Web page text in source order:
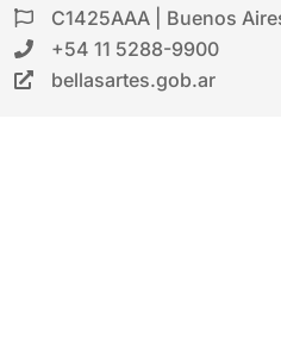
MOMENTOS CLAVES DEL ARTE
Turner: hacia la luz
tormenta / Turno
Santiago Erausquin